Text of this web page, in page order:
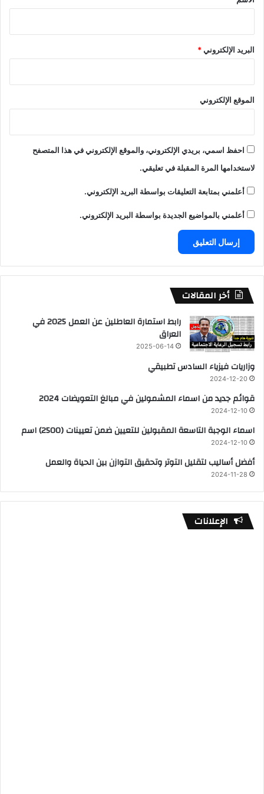
البريد الإلكتروني*
الموقع الإلكتروني
احفظ اسمي، بريدي الإلكتروني، والموقع الإلكتروني في هذا المتصفح
لاستخدامها المرة المقبلة في تعليقي.
أعلمني بمتابعة التعليقات بواسطة البريد الإلكتروني.
أعلمني بالمواضيع الجديدة بواسطة البريد الإلكتروني.
أخر المقالات
رابط استمارة العاطلين عن العمل 2025 في
العراق
2025-06-14
وزاريات فيزياء السادس تطبيقي
2024-12-20
قوائم جديد من اسماء المشمولين في مبالغ التعويضات 2024
2024-12-10
اسماء الوجبة التاسعة المقبولين للتعيين ضمن تعيينات (2500) اسم
2024-12-10
أفضل أساليب لتقليل التوتر وتحقيق التوازن بين الحياة والعمل
2024-11-28
الإعلانات